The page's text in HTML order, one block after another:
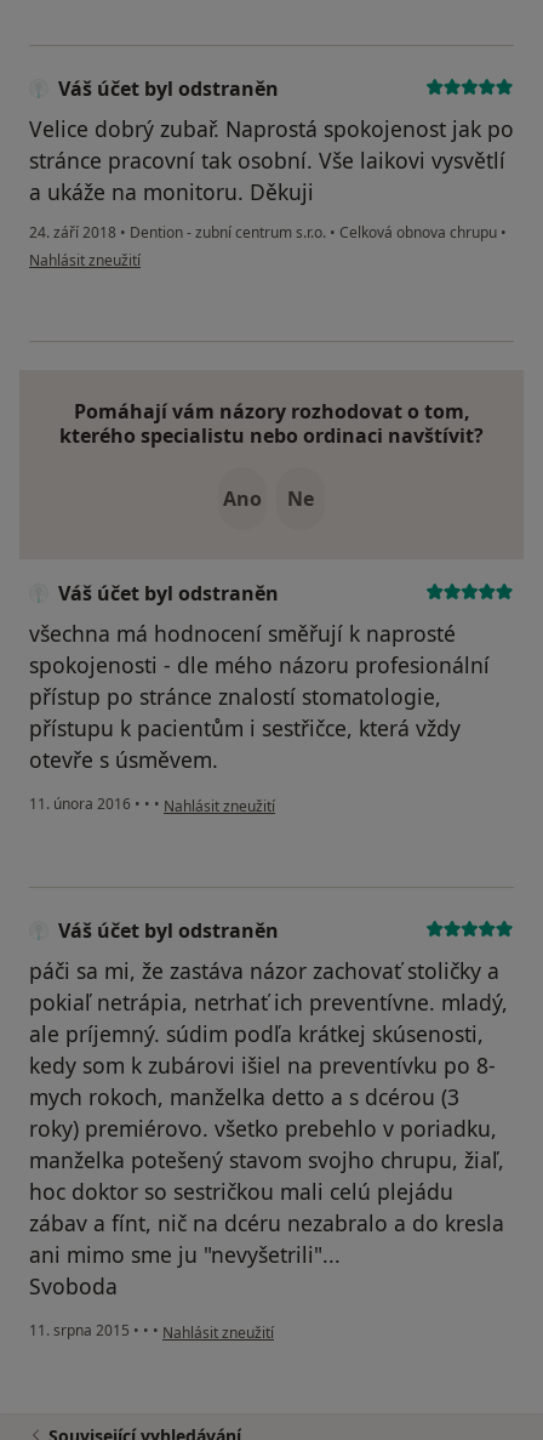
Váš účet byl odstraněn
Velice dobrý zubař. Naprostá spokojenost jak po
stránce pracovní tak osobní. Vše laikovi vysvětlí
a ukáže na monitoru. Děkuji
24. září 2018 • Dention - zubní centrum s.r.o. • Celková obnova chrupu •
podle názoru uživatele Váš účet byl odstraněn
Nahlásit zneužití
Pomáhají vám názory rozhodovat o tom,
kterého specialistu nebo ordinaci navštívit?
Ano Ne
Váš účet byl odstraněn
všechna má hodnocení směřují k naprosté
spokojenosti - dle mého názoru profesionální
přístup po stránce znalostí stomatologie,
přístupu k pacientům i sestřičce, která vždy
otevře s úsměvem.
11. února 2016 • • • podle názoru uživatele Váš účet byl odstraněn
Nahlásit zneužití
Váš účet byl odstraněn
páči sa mi, že zastáva názor zachovať stoličky a
pokiaľ netrápia, netrhať ich preventívne. mladý,
ale príjemný. súdim podľa krátkej skúsenosti,
kedy som k zubárovi išiel na preventívku po 8-
mych rokoch, manželka detto a s dcérou (3
roky) premiérovo. všetko prebehlo v poriadku,
manželka potešený stavom svojho chrupu, žiaľ,
hoc doktor so sestričkou mali celú plejádu
zábav a fínt, nič na dcéru nezabralo a do kresla
ani mimo sme ju "nevyšetrili"...
Svoboda
11. srpna 2015 • • • podle názoru uživatele Váš účet byl odstraněn
Nahlásit zneužití